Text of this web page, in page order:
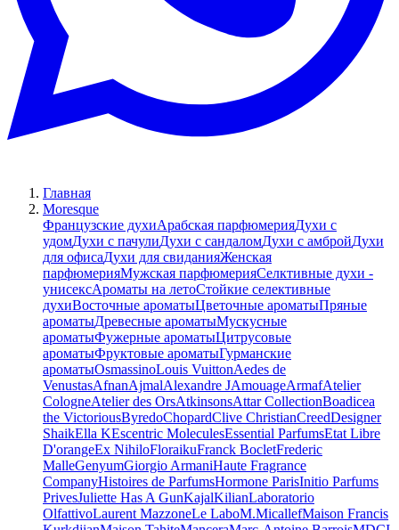
Главная
Moresque
Французские духиАрабская парфюмерияДухи с
удомДухи с пачулиДухи с сандаломДухи с амбройДухи
для офисаДухи для свиданияЖенская
парфюмерияМужская парфюмерияСелктивные духи -
унисексАроматы на летоСтойкие селективные
духиВосточные ароматыЦветочные ароматыПряные
ароматыДревесные ароматыМускусные
ароматыФужерные ароматыЦитрусовые
ароматыФруктовые ароматыГурманские
ароматыOsmassinoLouis VuittonAedes de
VenustasAfnanAjmalAlexandre JAmouageArmafAtelier
CologneAtelier des OrsAtkinsonsAttar CollectionBoadicea
the VictoriousByredoChopardClive ChristianCreedDesigner
ShaikElla KEscentric MoleculesEssential ParfumsEtat Libre
D'orangeEx NihiloFloraikuFranck BocletFrederic
MalleGenyumGiorgio ArmaniHaute Fragrance
CompanyHistoires de ParfumsHormone ParisInitio Parfums
PrivesJuliette Has A GunKajalKilianLaboratorio
OlfattivoLaurent MazzoneLe LaboM.MicallefMaison Francis